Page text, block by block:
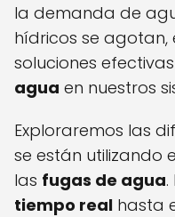
la demanda de
hídricos se
soluciones
agua en nuestros
Exploraremos las
se están utilizando
las fugas de agua.
tiempo real hasta